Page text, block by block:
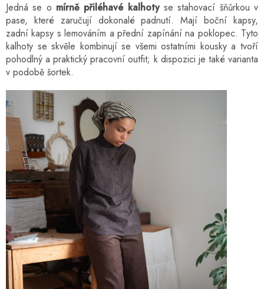
Jedná se o mírně přiléhavé kalhotyse stahovací šňůrkou v
pase, které zaručují dokonalé padnutí. Mají boční kapsy,
zadní kapsy s lemováním a přední zapínání na poklopec. Tyto
kalhoty se skvěle kombinují se všemi ostatními kousky a tvoří
pohodlný a praktický pracovní outfit; k dispozici je také varianta
v podobě šortek.